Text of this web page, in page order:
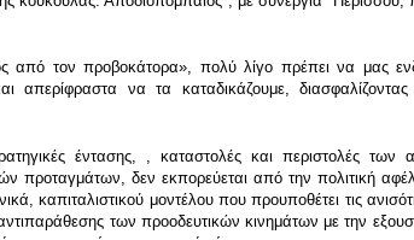
από τον προβοκάτορα», πολύ λίγο πρέπει να μας
απερίφραστα να τα καταδικάζουμε, διασφαλίζοντας
έντασης, , καταστολές και περιστολές των
προταγμάτων, δεν εκπορεύεται από την πολιτική
καπιταλιστικού μοντέλου που προυποθέτει τις
των προοδευτικών κινημάτων με την